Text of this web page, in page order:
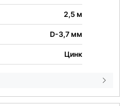
2,5 м
D-3,7 мм
Цинк